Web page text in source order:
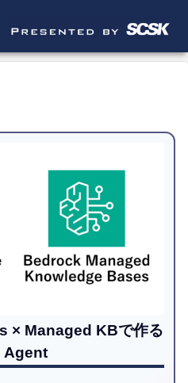
× Managed KBで作る
Agent